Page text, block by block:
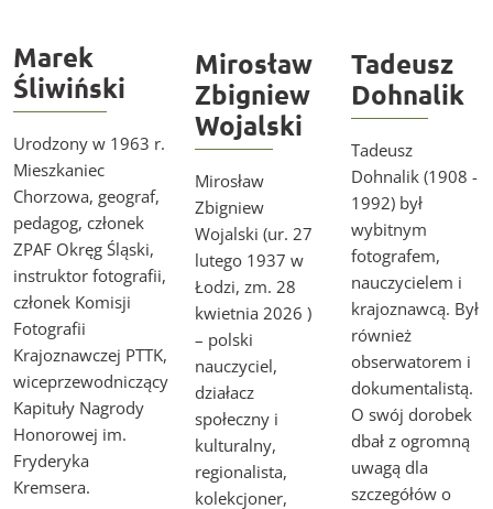
Marek
Śliwiński
Urodzony w 1963 r.
Mieszkaniec
Chorzowa, geograf,
pedagog, członek
ZPAF Okręg Śląski,
instruktor fotografii,
członek Komisji
Fotografii
Krajoznawczej PTTK,
wiceprzewodniczący
Kapituły Nagrody
Honorowej im.
Fryderyka
Kremsera.
Mirosław
Zbigniew
Wojalski
Mirosław
Zbigniew
Wojalski (ur. 27
lutego 1937 w
Łodzi, zm. 28
kwietnia 2026 )
– polski
nauczyciel,
działacz
społeczny i
kulturalny,
regionalista,
kolekcjoner,
Tadeusz
Dohnalik
Tadeusz
Dohnalik (1908 -
1992) był
wybitnym
fotografem,
nauczycielem i
krajoznawcą. Był
również
obserwatorem i
dokumentalistą.
O swój dorobek
dbał z ogromną
uwagą dla
szczegółów o